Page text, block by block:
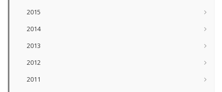
2015
2014
2013
2012
2011